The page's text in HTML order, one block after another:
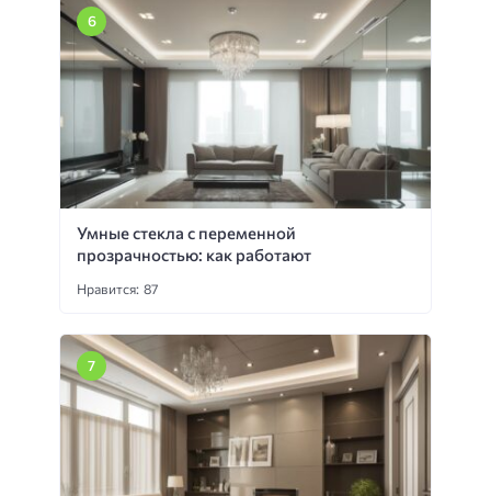
Умные стекла с переменной
прозрачностью: как работают
Нравится: 87